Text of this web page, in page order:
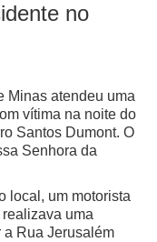
no
Minas atendeu uma
vítima na noite do
Santos Dumont.O
Senhora da
local, um motorista
uma
a Rua Jerusalém